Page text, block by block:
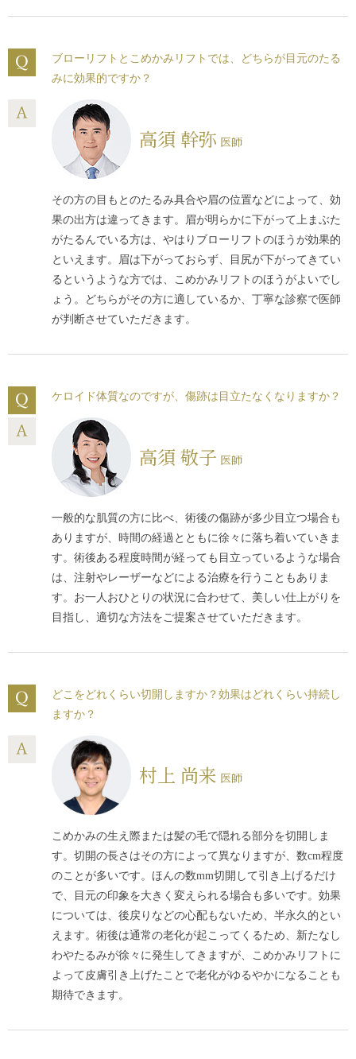
ん。施術後に腫れも出ませんので、日常生活に全く支障が
ありません。たるみがひどくなる前の予防策として受けら
ブローリフトとこめかみリフトでは、どちらが目元のたる
みに効果的ですか？
高須 幹弥 医師
その方の目もとのたるみ具合や眉の位置などによって、効
果の出方は違ってきます。眉が明らかに下がって上まぶた
がたるんでいる方は、やはりブローリフトのほうが効果的
といえます。眉は下がっておらず、目尻が下がってきてい
るというような方では、こめかみリフトのほうがよいでし
ょう。どちらがその方に適しているか、丁寧な診察で医師
が判断させていただきます。
ケロイド体質なのですが、傷跡は目立たなくなりますか？
高須 敬子 医師
一般的な肌質の方に比べ、術後の傷跡が多少目立つ場合も
ありますが、時間の経過とともに徐々に落ち着いていきま
す。術後ある程度時間が経っても目立っているような場合
は、注射やレーザーなどによる治療を行うこともありま
す。お一人おひとりの状況に合わせて、美しい仕上がりを
目指し、適切な方法をご提案させていただきます。
どこをどれくらい切開しますか？効果はどれくらい持続し
ますか？
村上 尚来 医師
こめかみの生え際または髪の毛で隠れる部分を切開しま
す。切開の長さはその方によって異なりますが、数cm程度
のことが多いです。ほんの数mm切開して引き上げるだけ
で、目元の印象を大きく変えられる場合も多いです。効果
については、後戻りなどの心配もないため、半永久的とい
えます。術後は通常の老化が起こってくるため、新たなし
わやたるみが徐々に発生してきますが、こめかみリフトに
よって皮膚引き上げたことで老化がゆるやかになることも
期待できます。